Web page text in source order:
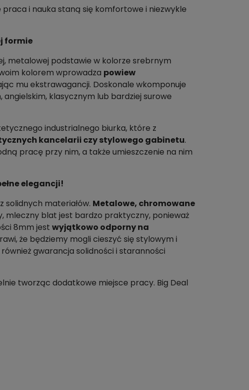
i nauka staną się komfortowe i niezwykle
formie
metalowej podstawie w kolorze srebrnym
kolorem wprowadza powiew
mu ekstrawagancji. Doskonale wkomponuje
klasycznym lub bardziej surowe
industrialnego biurka, które z
kancelarii czy stylowego gabinetu.
pracę przy nim, a także umieszczenie na nim
elegancji!
solidnych materiałów. Metalowe, chromowane
mleczny blat jest bardzo praktyczny, ponieważ
8mm jest wyjątkowo odporny na
że będziemy mogli cieszyć się stylowym i
gwarancja solidności i staranności
tworząc dodatkowe miejsce pracy. Big Deal